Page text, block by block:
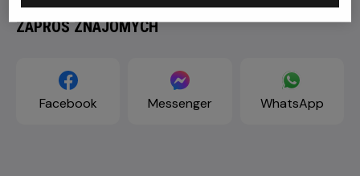
ZAPROŚ ZNAJOMYCH
Facebook Messenger WhatsApp